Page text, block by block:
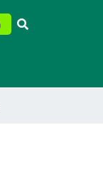
Vinculo -